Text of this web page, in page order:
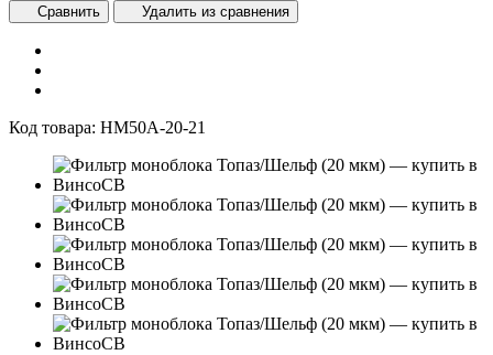
Сравнить Удалить из сравнения
Код товара: НМ50А-20-21